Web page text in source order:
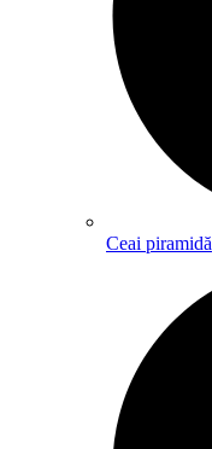
Ceai piramidă